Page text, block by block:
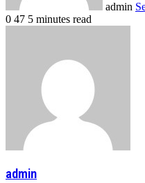
admin
0 47 5 minutes read
admin